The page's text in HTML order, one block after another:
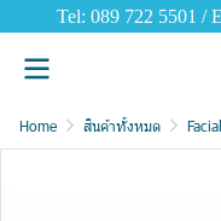
Tel: 089 722 5501 /
Home สินค้าทั้งหมด